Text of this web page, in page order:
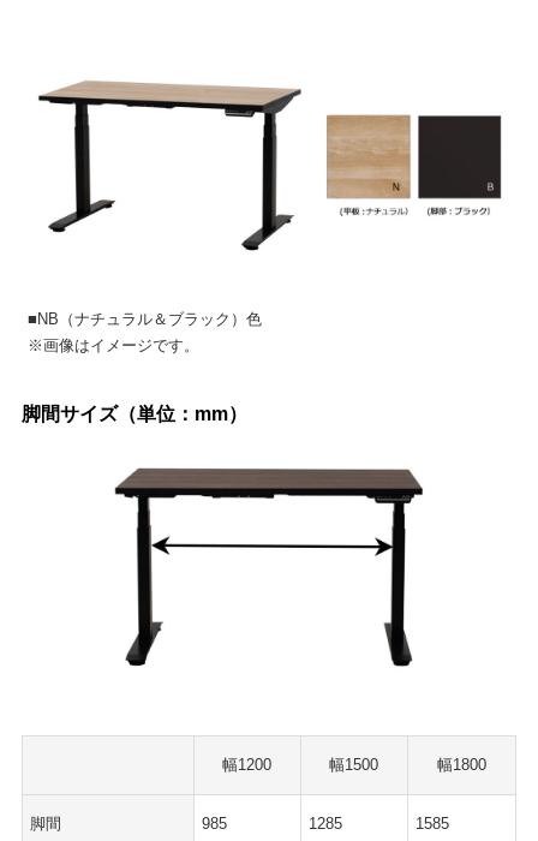
■NB（ナチュラル＆ブラック）色
※画像はイメージです。
脚間サイズ（単位：mm）
幅1200 幅1500 幅1800
脚間 985 1285 1585